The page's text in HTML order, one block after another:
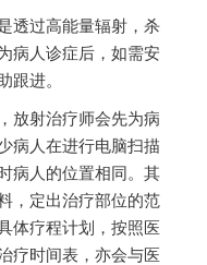
透过高能量辐射，杀
病人诊症后，如需安
跟进。
放射治疗师会先为病
病人在进行电脑扫描
病人的位置相同。其
，定出治疗部位的范
体疗程计划，按照医
疗时间表，亦会与医